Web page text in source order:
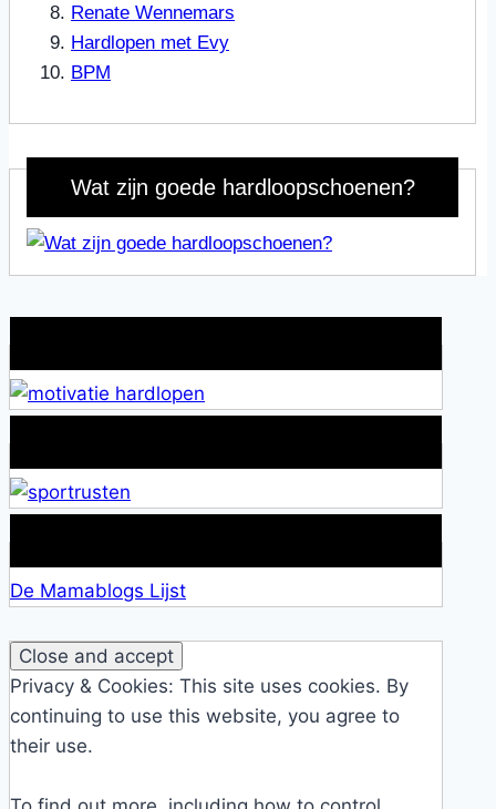
Renate Wennemars
Hardlopen met Evy
BPM
Wat zijn goede hardloopschoenen?
De Mamablogs Lijst
Privacy & Cookies: This site uses cookies. By
continuing to use this website, you agree to
their use.